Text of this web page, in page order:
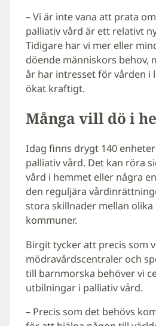
– Vi är inte vana att prata
palliativ vård är ett relativt
Tidigare har vi mer eller
döende människors behov,
år har intresset för vården i
ökat kraftigt.
Många vill dö i
Idag finns drygt 140
palliativ vård. Det kan röra
vård i hemmet eller några
den reguljära
stora skillnader mellan olika
kommuner.
Birgit tycker att precis som
mödravårdscentraler och
till barnmorska behöver vi
utbilningar i palliativ vård.
– Precis som det behövs